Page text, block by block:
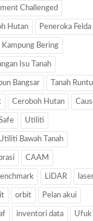
Challenged
Hutan Peneroka Felda
Kampung Bering
Isu Tanah
Bangsar Tanah
Ceroboh Hutan
Utiliti
Bawah Tanah
CAAM
LiDAR
orbit Pelan akui
inventori data Ufuk